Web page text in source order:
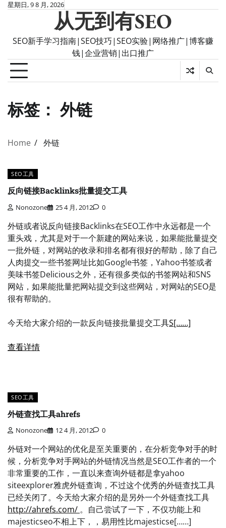
Skip星期日, 9 8 月, 2026
从无到有SEO
SEO新手学习指南|SEO技巧|SEO实验|网络推广|博客赚
钱|企业营销|出口推广
标签：外链
Home 外链
SEO工具
反向链接Backlinks批量提交工具
Nonozone 25 4 月, 2012 0
外链或者说反向链接Backlinks在SEO工作中永远都是一个
重头戏，尤其是对于一个新建的网站来说，如果能批量提交
一批外链，对网站的收录和排名都有很好的帮助，除了自己
人肉提交一些书签网址比如Google书签，Yahoo书签或者
美味书签Delicious之外，还有很多类似的书签网站和SNS
网站，如果能批量把网站提交到这些网站，对网站的SEO是
很有帮助的。
今天给大家介绍的一款反向链接批量提交工具S[……]
查看详情
SEO工具
外链查找工具ahrefs
Nonozone 12 4 月, 2012 0
外链对一个网站的优化是至关重要的，在分析竞争对手的时
候，分析竞争对手网站的外链情况当然是SEO工作者的一个
非常重要的工作，一直以来查询外链都是拿yahoo
siteexplorer雅虎外链查询，不过这个优秀的外链查找工具
已经关闭了。今天给大家介绍的是另外一个外链查找工具
http://ahrefs.com/ 。自己尝试了一下，不仅功能上和
majesticseo不相上下，，易用性比majesticse[……]